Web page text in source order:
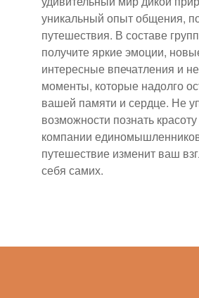
уникальный опыт общения,
путешествия. В составе
получите яркие эмоции,
интересные впечатления и
моменты, которые надолго
вашей памяти и сердце. Не
возможности познать
компании
путешествие изменит ваш
себя самих.